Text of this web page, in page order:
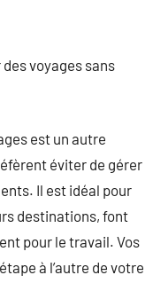
voyages sans
est un autre
éviter de gérer
Il est idéal pour
destinations, font
pour le travail. Vos
à l’autre de votre